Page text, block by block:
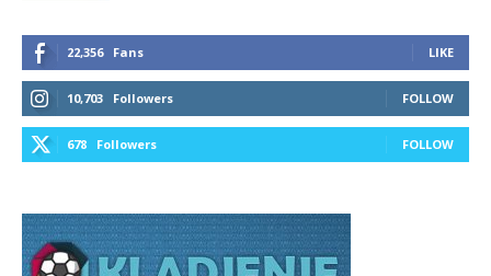
22,356 Fans LIKE
10,703 Followers FOLLOW
678 Followers FOLLOW